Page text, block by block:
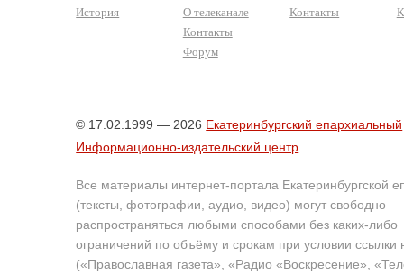
История
О телеканале
Контакты
Форум
Контакты
© 17.02.1999 — 2026 Екатеринбургский епархиальный
Информационно-издательский центр
Все материалы интернет-портала Екатеринбургской
(тексты, фотографии, аудио, видео) могут свободно
распространяться любыми способами без каких-либо
ограничений по объёму и срокам при условии ссылки
(«Православная газета», «Радио «Воскресение»,